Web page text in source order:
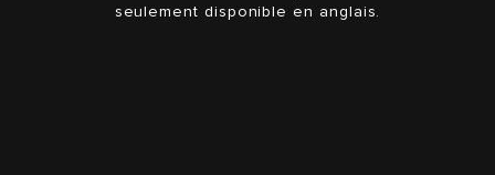
seulement disponible en anglais.